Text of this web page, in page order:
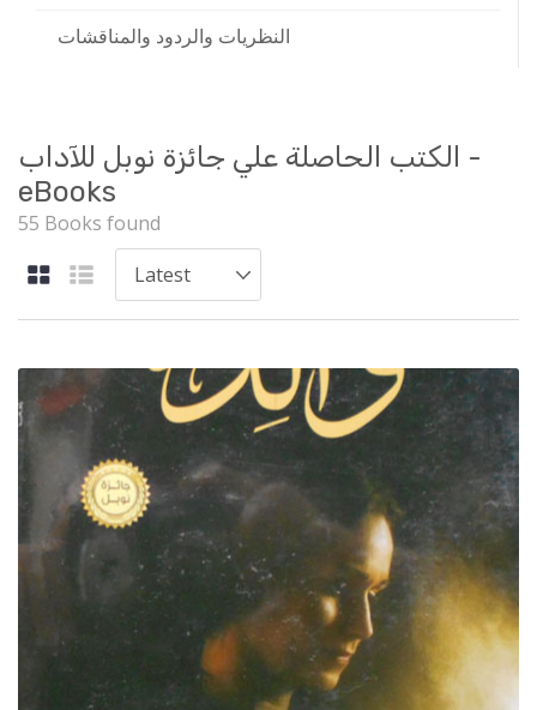
النظريات والردود والمناقشات
الكتب الحاصلة علي جائزة نوبل للآداب -
eBooks
55 Books found